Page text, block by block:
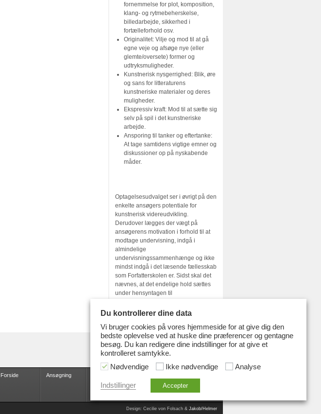
fornemmelse for plot, komposition,
klang- og rytmebeherskelse,
billedarbejde, sikkerhed i
fortælleforhold osv.
Originalitet: Vilje og mod til at gå
egne veje og afsøge nye (eller
glemte/oversete) former og
udtryksmuligheder.
Kunstnerisk nysgerrighed: Blik, øre
og sans for litteraturens
kunstneriske materialer og deres
muligheder.
Ekspressiv kraft: Mod til at sætte sig
selv på spil i det kunstneriske
arbejde.
Ansporing til tanker og eftertanke:
At tage samtidens vigtige emner og
diskussioner op på nyskabende
måder.
Optagelsesudvalget ser i øvrigt på den
enkelte ansøgers potentiale for
kunstnerisk videreudvikling.
Derudover lægges der vægt på
ansøgerens motivation i forhold til at
modtage undervisning, indgå i
almindelige
undervisningssammenhænge og ikke
mindst indgå i det læsende fællesskab
som Forfatterskolen er. Sidst skal det
nævnes, at det endelige hold sættes
under hensyntagen til
Forside Ansøgning
Design: Cecilie von Folsach & Jakob/Helmer
Du kontrollerer dine data
Vi bruger cookies på vores hjemmeside for at give dig den
bedste oplevelse ved at huske dine præferencer og gentagne
besøg. Du kan redigere dine indstillinger for at give et
kontrolleret samtykke.
Nødvendige
Ikke nødvendige Analyse
Indstillinger Accepter